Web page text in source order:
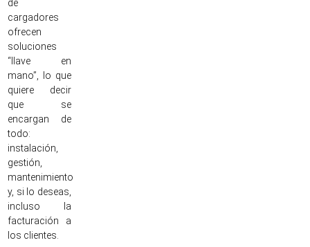
de
cargadores
ofrecen
soluciones
“llave en
mano”, lo que
quiere decir
que se
encargan de
todo:
instalación,
gestión,
mantenimiento
y, si lo deseas,
incluso la
facturación a
los clientes.